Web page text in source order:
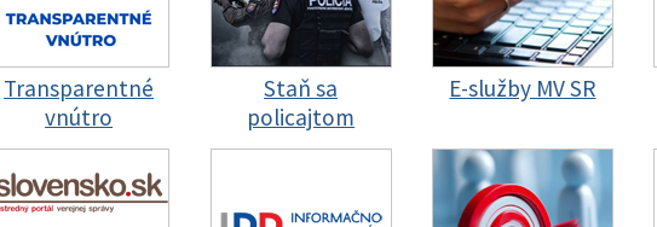
Transparentné
vnútro
Staň sa
policajtom
E-služby MV SR